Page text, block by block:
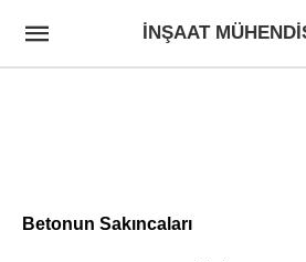
İNŞAAT
Betonun Sakıncaları